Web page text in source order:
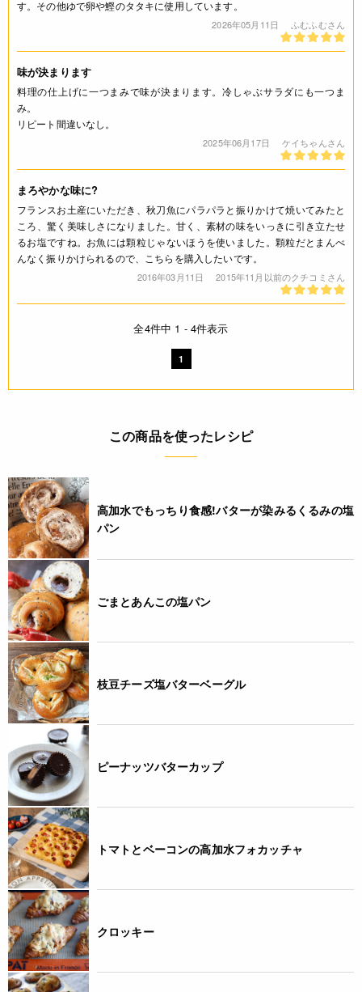
す。その他ゆで卵や鰹のタタキに使用しています。
2026年05月11日 ふむふむさん
味が決まります
料理の仕上げに一つまみで味が決まります。冷しゃぶサラダにも一つま
み。
リピート間違いなし。
2025年06月17日 ケイちゃんさん
まろやかな味に?
フランスお土産にいただき、秋刀魚にパラパラと振りかけて焼いてみたと
ころ、驚く美味しさになりました。甘く、素材の味をいっきに引き立たせ
るお塩ですね。お魚には顆粒じゃないほうを使いました。顆粒だとまんべ
んなく振りかけられるので、こちらを購入したいです。
2016年03月11日 2015年11月以前のクチコミさん
全4件中 1 - 4件表示
1
この商品を使ったレシピ
高加水でもっちり食感!バターが染みるくるみの塩
パン
ごまとあんこの塩パン
枝豆チーズ塩バターベーグル
ピーナッツバターカップ
トマトとベーコンの高加水フォカッチャ
クロッキー